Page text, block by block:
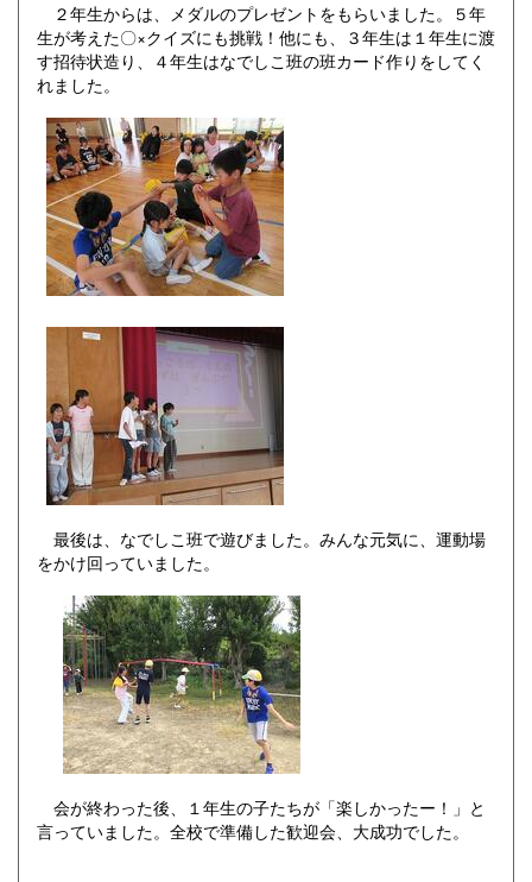
２年生からは、メダルのプレゼントをもらいました。５年
生が考えた〇×クイズにも挑戦！他にも、３年生は１年生に渡
す招待状造り、４年生はなでしこ班の班カード作りをしてく
れました。
最後は、なでしこ班で遊びました。みんな元気に、運動場
をかけ回っていました。
会が終わった後、１年生の子たちが「楽しかったー！」と
言っていました。全校で準備した歓迎会、大成功でした。